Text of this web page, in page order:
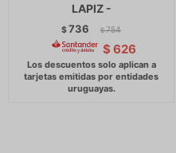
LAPIZ -
$736 $ 754
$ 626